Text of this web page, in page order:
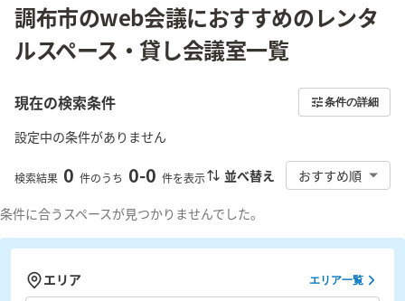
調布市のweb会議におすすめのレンタ
ルスペース・貸し会議室一覧
現在の検索条件 条件の詳細
設定中の条件がありません
検索結果 0 件のうち 0-0 件を表示 並べ替え おすすめ順
条件に合うスペースが見つかりませんでした。
エリア エリア一覧